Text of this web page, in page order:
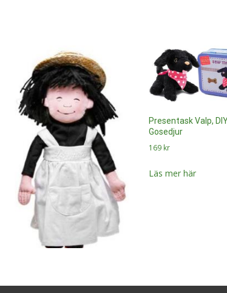
Presentask Valp,
Gosedjur
169 kr
Läs mer här